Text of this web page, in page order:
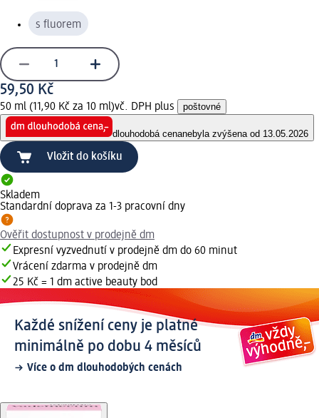
s fluorem
59,50 Kč
50 ml (11,90 Kč za 10 ml)vč. DPH plus poštovné
dlouhodobá cenanebyla zvýšena od 13.05.2026
Vložit do košíku
Skladem
Standardní doprava za 1-3 pracovní dny
Ověřit dostupnost v prodejně dm
Expresní vyzvednutí v prodejně dm do 60 minut
Vrácení zdarma v prodejně dm
25 Kč = 1 dm active beauty bod
Každé snížení ceny je platné
minimálně po dobu 4 měsíců
Více o dm dlouhodobých cenách